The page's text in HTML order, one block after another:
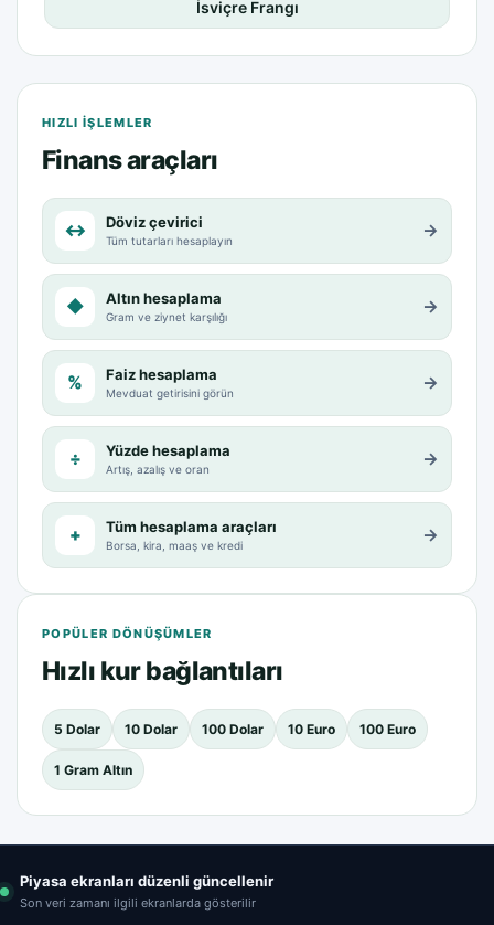
İsviçre Frangı
HIZLI IŞLEMLER
Finans araçları
↔ Döviz çevirici
Tüm tutarları hesaplayın →
◆ Altın hesaplama
Gram ve ziynet karşılığı →
% Faiz hesaplama
Mevduat getirisini görün →
÷ Yüzde hesaplama
Artış, azalış ve oran →
+ Tüm hesaplama araçları
Borsa, kira, maaş ve kredi →
POPÜLER DÖNÜŞÜMLER
Hızlı kur bağlantıları
5 Dolar 10 Dolar 100 Dolar 10 Euro 100 Euro
1 Gram Altın
Piyasa ekranları düzenli güncellenir
Son veri zamanı ilgili ekranlarda gösterilir